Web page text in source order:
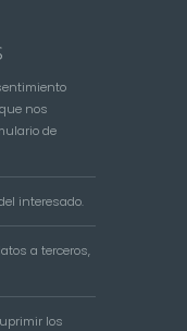
nos
de
interesado.
a terceros,
los